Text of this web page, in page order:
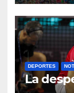
DEPORTES
La